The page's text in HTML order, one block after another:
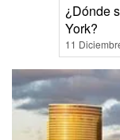
¿Dónde
York?
11